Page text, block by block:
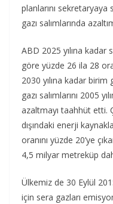
planlarını
gazı salımlarında
ABD 2025 yılına kadar
göre yüzde 26 ila 28
2030 yılına kadar birim
gazı salımlarını 2005
azaltmayı taahhüt etti.
dışındaki enerji
oranını yüzde 20’ye
4,5 milyar metreküp
Ülkemiz de 30 Eylül
için sera gazları